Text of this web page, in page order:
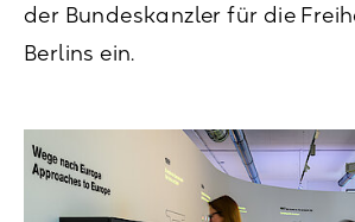
der Bundeskanzler für die
Berlins ein.